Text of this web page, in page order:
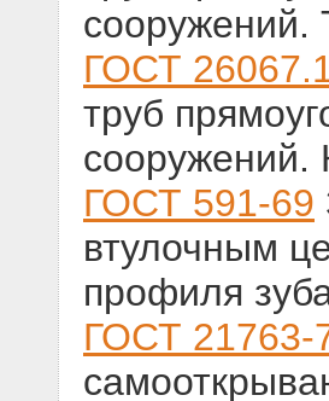
сооружений.
ГОСТ
труб
сооружений.
ГОСТ 591-69
втулочным
профиля
ГОСТ 21763-